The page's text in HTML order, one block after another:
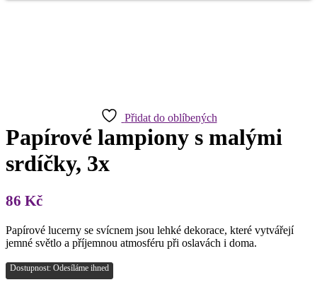
Přidat do oblíbených
Papírové lampiony s malými
srdíčky, 3x
86 Kč
Papírové lucerny se svícnem jsou lehké dekorace, které vytvářejí
jemné světlo a příjemnou atmosféru při oslavách i doma.
Dostupnost: Odesíláme ihned